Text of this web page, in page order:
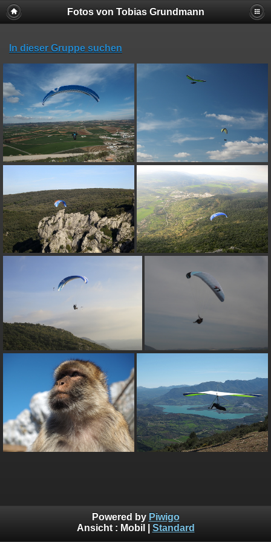
Fotos von Tobias Grundmann
In dieser Gruppe suchen
Powered by Piwigo
Ansicht : Mobil Standard